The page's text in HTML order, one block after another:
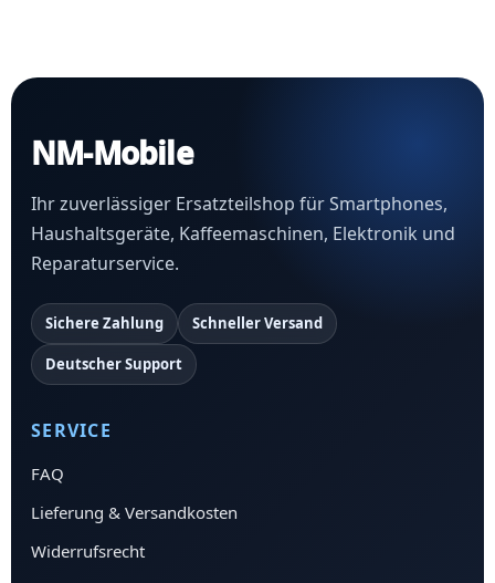
NM-Mobile
Ihr zuverlässiger Ersatzteilshop für Smartphones,
Haushaltsgeräte, Kaffeemaschinen, Elektronik und
Reparaturservice.
Sichere Zahlung Schneller Versand
Deutscher Support
SERVICE
FAQ
Lieferung & Versandkosten
Widerrufsrecht